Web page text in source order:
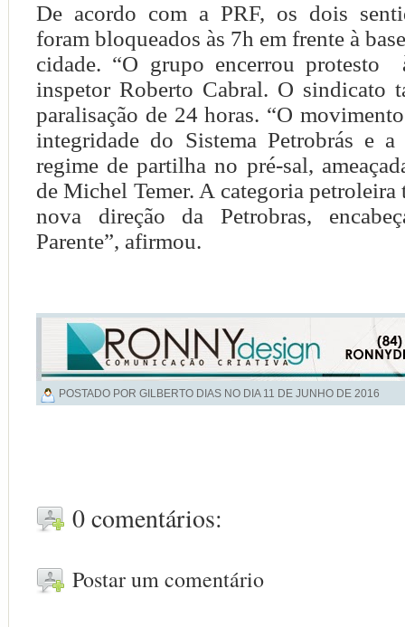
De acordo com a PRF, os dois
foram bloqueados às 7h em frente à
cidade. “O grupo encerrou protesto
inspetor Roberto Cabral. O sindicato
paralisação de 24 horas. “O
integridade do Sistema Petrobrás e a
regime de partilha no pré-sal,
de Michel Temer. A categoria petroleira
nova direção da Petrobras,
Parente”, afirmou.
POSTADO POR GILBERTO DIAS NO DIA 11 DE JUNHO DE 2016
0 comentários:
Postar um comentário